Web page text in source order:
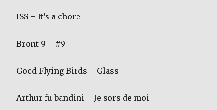
ISS – It’s a chore
Bront 9 – #9
Good Flying Birds – Glass
Arthur fu bandini – Je sors de moi